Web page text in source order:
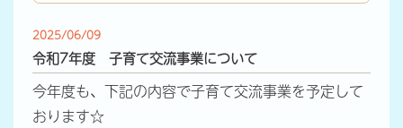
2025/06/09
令和7年度 子育て交流事業について
今年度も、下記の内容で子育て交流事業を予定して
おります☆